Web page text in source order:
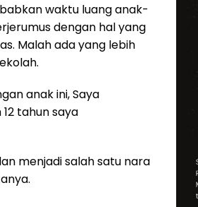
waktu luang anak-
dengan hal yang
Malah ada yang lebih
anak ini, Saya
tahun saya
menjadi salah satu nara